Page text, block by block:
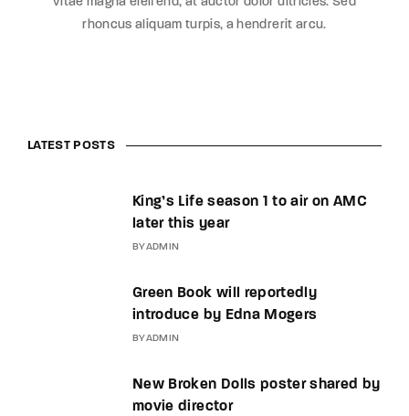
rhoncus aliquam turpis, a hendrerit arcu.
LATEST POSTS
King’s Life season 1 to air on AMC
later this year
BYADMIN
Green Book will reportedly
introduce by Edna Mogers
BYADMIN
New Broken Dolls poster shared by
movie director